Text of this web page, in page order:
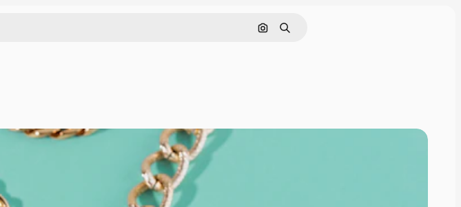
画像で検索
検索